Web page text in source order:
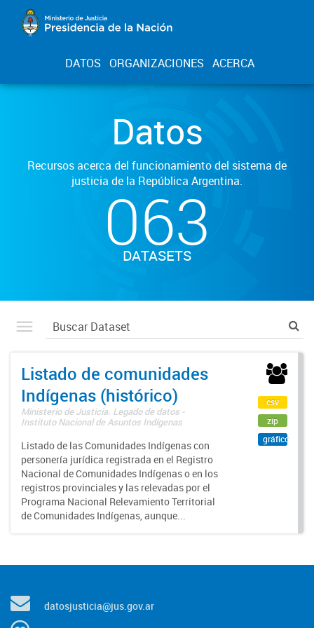
DATOS ORGANIZACIONES ACERCA
Datos
Recursos acerca del funcionamiento del sistema de
justicia de la República Argentina.
063
DATASETS
Listado de comunidades
Indígenas (histórico)
Ministerio de Justicia. Legado de datos -
Instituto Nacional de Asuntos Indígenas
Listado de las Comunidades Indígenas con
personería jurídica registrada en el Registro
Nacional de Comunidades Indígenas o en los
registros provinciales y las relevadas por el
Programa Nacional Relevamiento Territorial
de Comunidades Indígenas, aunque...
csv
zip
gráfico
datosjusticia@jus.gov.ar